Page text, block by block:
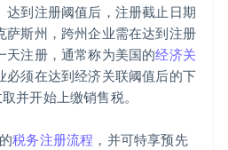
达到注册阈值后，注册截止日期
萨斯州，跨州企业需在达到注册
天注册，通常称为美国的经济关
必须在达到经济关联阈值后的下
并开始上缴销售税。
税务注册流程 ，并可特享预先